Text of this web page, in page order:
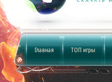
Главная ТОП игры